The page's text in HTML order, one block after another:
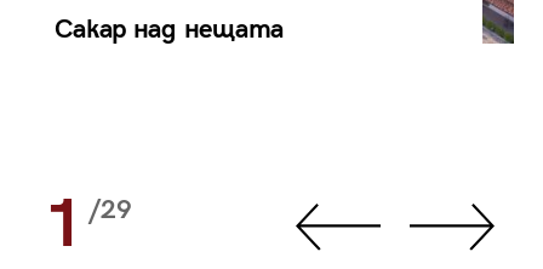
Сакар над нещата
1 /29